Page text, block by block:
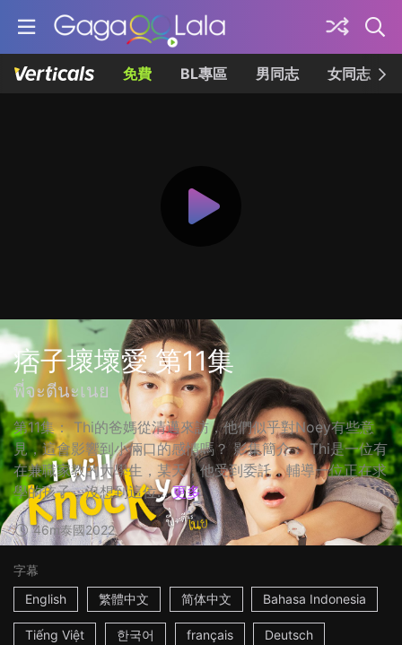
免費 BL專區 男同志 女同志
痞子壞壞愛 第11集
พี่จะตีนะเนย
第11集： Thi的爸媽從清邁來訪，他們似乎對Noey有些意
見，這會影響到小倆口的感情嗎？ 影集簡介： Thi是一位有
在兼職家教的大學生，某天，他受到委託，輔導一位正在求
學的孩子，沒想到這位... 更多
46m泰國2022
字幕
English
繁體中文 简体中文 Bahasa Indonesia
Tiếng Việt 한국어 français Deutsch